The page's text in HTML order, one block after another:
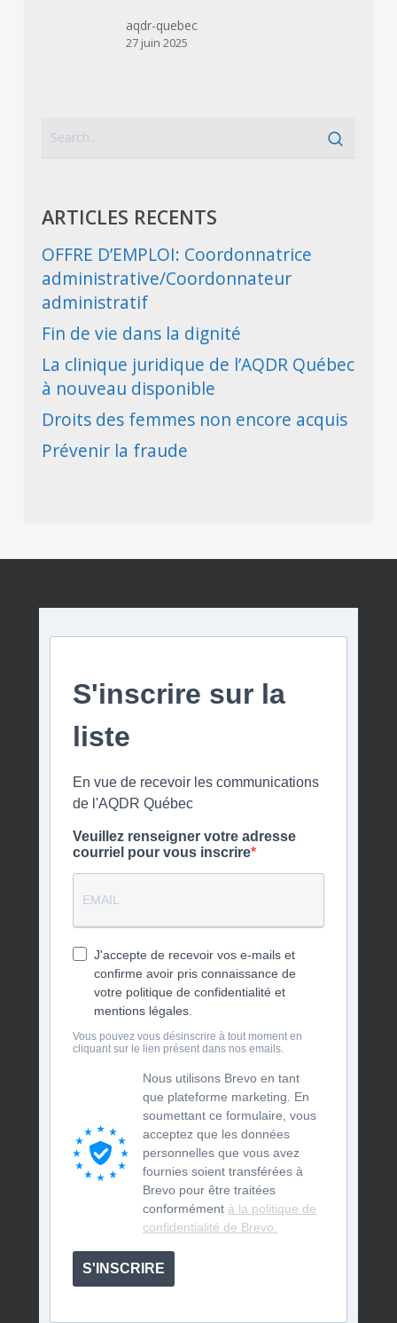
aqdr-quebec
27 juin 2025
ARTICLES RECENTS
OFFRE D’EMPLOI: Coordonnatrice
administrative/Coordonnateur
administratif
Fin de vie dans la dignité
La clinique juridique de l’AQDR Québec
à nouveau disponible
Droits des femmes non encore acquis
Prévenir la fraude
S'inscrire sur la
liste
En vue de recevoir les communications
de l'AQDR Québec
Veuillez renseigner votre adresse
courriel pour vous inscrire
J'accepte de recevoir vos e-mails et
confirme avoir pris connaissance de
votre politique de confidentialité et
mentions légales.
Vous pouvez vous désinscrire à tout moment en
cliquant sur le lien présent dans nos emails.
Nous utilisons Brevo en tant
que plateforme marketing. En
soumettant ce formulaire, vous
acceptez que les données
personnelles que vous avez
fournies soient transférées à
Brevo pour être traitées
conformément à la politique de
confidentialité de Brevo.
S'INSCRIRE